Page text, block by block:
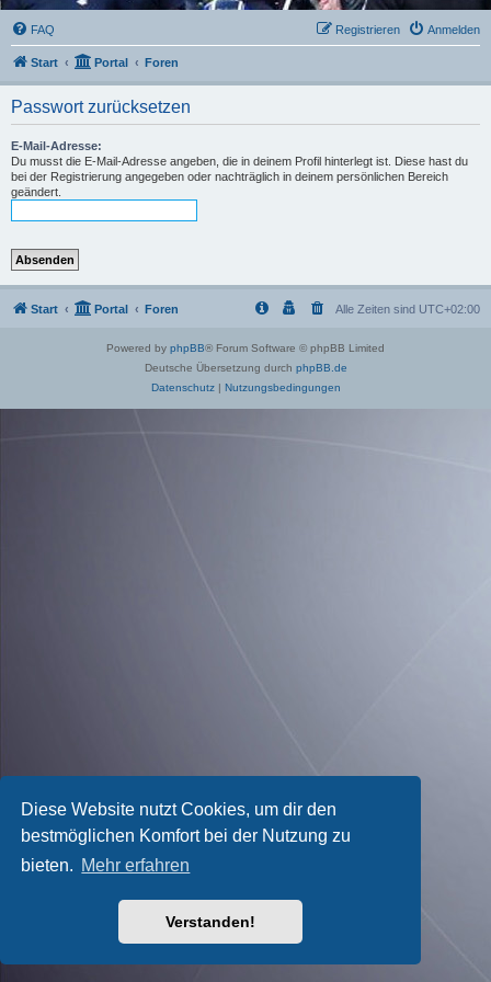
Diese Website nutzt Cookies, um dir den
bestmöglichen Komfort bei der Nutzung zu
bieten. Mehr erfahren
Verstanden!
FAQ Anmelden
Registrieren
Start Portal Foren
Passwort zurücksetzen
E-Mail-Adresse:
Du musst die E-Mail-Adresse angeben, die in deinem Profil hinterlegt ist. Diese hast du
bei der Registrierung angegeben oder nachträglich in deinem persönlichen Bereich
geändert.
Start Portal Foren Alle Zeiten sind UTC+02:00
Powered by phpBB® Forum Software © phpBB Limited
Deutsche Übersetzung durch phpBB.de
Datenschutz| Nutzungsbedingungen